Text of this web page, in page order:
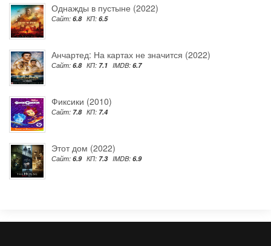
Однажды в пустыне (2022)
Сайт: 6.8 КП: 6.5
Анчартед: На картах не значится (2022)
Сайт: 6.8 КП: 7.1 IMDB: 6.7
Фиксики (2010)
Сайт: 7.8 КП: 7.4
Этот дом (2022)
Сайт: 6.9 КП: 7.3 IMDB: 6.9